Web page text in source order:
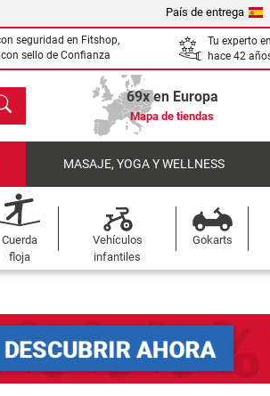
País de entrega
seguridad en Fitshop,
sello de Confianza
Tu experto
hace 42
69x en Europa
Mapa de tiendas
MASAJE, YOGA Y WELLNESS
Cuerda
floja
Vehículos
infantiles
Gokarts